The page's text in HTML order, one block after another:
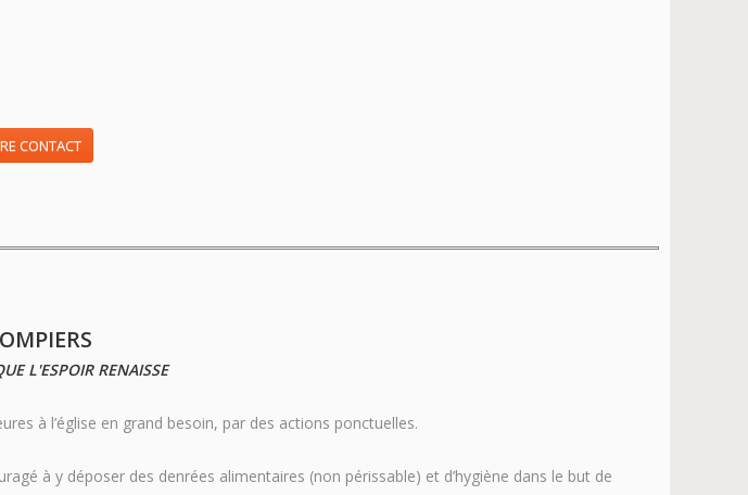
CONTACT
L'ESPOIR RENAISSE
à l’église en grand besoin, par des actions ponctuelles.
à y déposer des denrées alimentaires (non périssable) et d’hygiène dans le but de